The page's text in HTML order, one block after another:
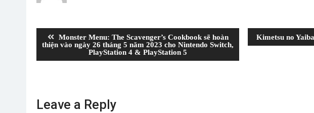
Previous
post:
Monster Menu: The Scavenger’s Cookbook sẽ hoàn
thiện vào ngày 26 tháng 5 năm 2023 cho Nintendo Switch,
PlayStation 4 & PlayStation 5
Next
post:
Kimetsu no
Leave a Reply